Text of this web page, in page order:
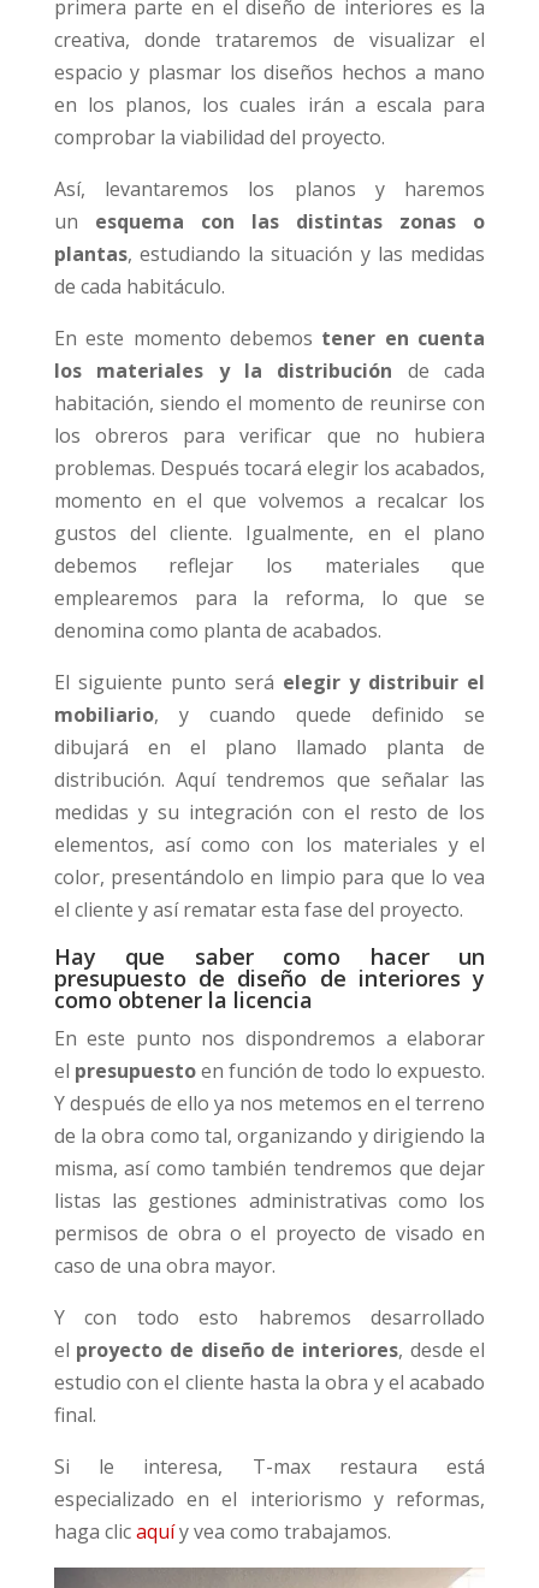
primera parte en el diseño de interiores es la
creativa, donde trataremos de visualizar el
espacio y plasmar los diseños hechos a mano
en los planos, los cuales irán a escala para
comprobar la viabilidad del proyecto.
Así, levantaremos los planos y haremos
un esquema con las distintas zonas o
plantas, estudiando la situación y las medidas
de cada habitáculo.
En este momento debemos tener en cuenta
los materiales y la distribución de cada
habitación, siendo el momento de reunirse con
los obreros para verificar que no hubiera
problemas. Después tocará elegir los acabados,
momento en el que volvemos a recalcar los
gustos del cliente. Igualmente, en el plano
debemos reflejar los materiales que
emplearemos para la reforma, lo que se
denomina como planta de acabados.
El siguiente punto será elegir y distribuir el
mobiliario, y cuando quede definido se
dibujará en el plano llamado planta de
distribución. Aquí tendremos que señalar las
medidas y su integración con el resto de los
elementos, así como con los materiales y el
color, presentándolo en limpio para que lo vea
el cliente y así rematar esta fase del proyecto.
Hay que saber como hacer un
presupuesto de diseño de interiores y
como obtener la licencia
En este punto nos dispondremos a elaborar
el presupuestoen función de todo lo expuesto.
Y después de ello ya nos metemos en el terreno
de la obra como tal, organizando y dirigiendo la
misma, así como también tendremos que dejar
listas las gestiones administrativas como los
permisos de obra o el proyecto de visado en
caso de una obra mayor.
Y con todo esto habremos desarrollado
el proyecto de diseño de interiores, desde el
estudio con el cliente hasta la obra y el acabado
final.
Si le interesa, T-max restaura está
especializado en el interiorismo y reformas,
haga clicaquíy vea como trabajamos.